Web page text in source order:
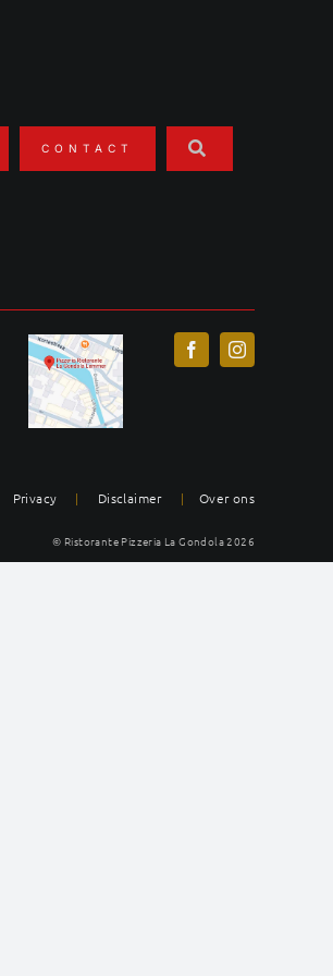
CONTACT
Privacy | Disclaimer | Over ons
© Ristorante Pizzeria La Gondola 2026